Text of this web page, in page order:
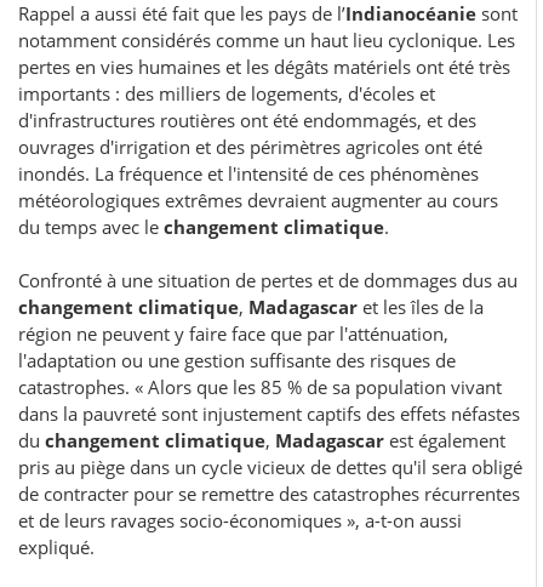
Rappel a aussi été fait que les pays de l’Indianocéanie sont
notamment considérés comme un haut lieu cyclonique. Les
pertes en vies humaines et les dégâts matériels ont été très
importants : des milliers de logements, d'écoles et
d'infrastructures routières ont été endommagés, et des
ouvrages d'irrigation et des périmètres agricoles ont été
inondés. La fréquence et l'intensité de ces phénomènes
météorologiques extrêmes devraient augmenter au cours
du temps avec le changement climatique.
Confronté à une situation de pertes et de dommages dus au
changement climatique, Madagascar et les îles de la
région ne peuvent y faire face que par l'atténuation,
l'adaptation ou une gestion suffisante des risques de
catastrophes. « Alors que les 85 % de sa population vivant
dans la pauvreté sont injustement captifs des effets néfastes
du changement climatique, Madagascar est également
pris au piège dans un cycle vicieux de dettes qu'il sera obligé
de contracter pour se remettre des catastrophes récurrentes
et de leurs ravages socio-économiques », a-t-on aussi
expliqué.